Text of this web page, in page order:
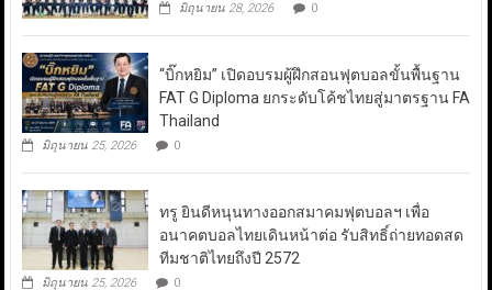
มิถุนายน 28, 2026 0
“บิ๊กหยิม” เปิดอบรมผู้ฝึกสอนฟุตบอลขั้นพื้นฐาน
FAT G Diploma ยกระดับโค้ชไทยสู่มาตรฐาน FA
Thailand
มิถุนายน 25, 2026 0
ทรู ยินดีหนุนทางออกสมาคมฟุตบอลฯ เพื่อ
อนาคตบอลไทยเดินหน้าต่อ รับสิทธิ์ถ่ายทอดสด
ทีมชาติไทยถึงปี 2572
มิถุนายน 25, 2026 0